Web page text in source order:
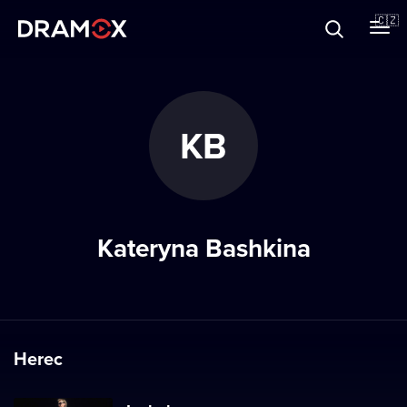
🇨🇿
KB
Kateryna Bashkina
Herec